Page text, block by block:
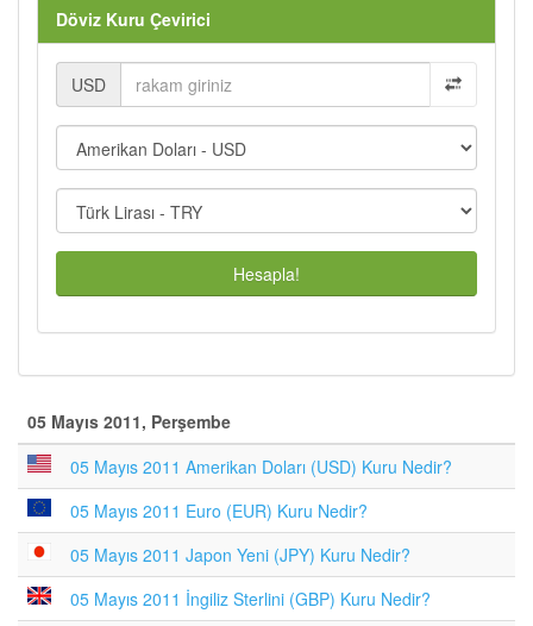
Döviz Kuru Çevirici
USD
Hesapla!
05 Mayıs 2011, Perşembe
05 Mayıs 2011 Amerikan Doları (USD) Kuru Nedir?
05 Mayıs 2011 Euro (EUR) Kuru Nedir?
05 Mayıs 2011 Japon Yeni (JPY) Kuru Nedir?
05 Mayıs 2011 İngiliz Sterlini (GBP) Kuru Nedir?